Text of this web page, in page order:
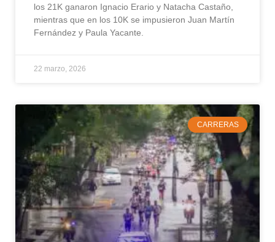
los 21K ganaron Ignacio Erario y Natacha Castaño,
mientras que en los 10K se impusieron Juan Martín
Fernández y Paula Yacante.
22 marzo, 2026
CARRERAS